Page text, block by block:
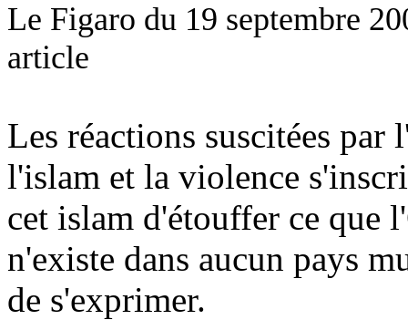
Le Figaro du 19 septembre
article
Les réactions suscitées
l'islam et la violence
cet islam d'étouffer ce que
n'existe dans aucun pays
de s'exprimer.